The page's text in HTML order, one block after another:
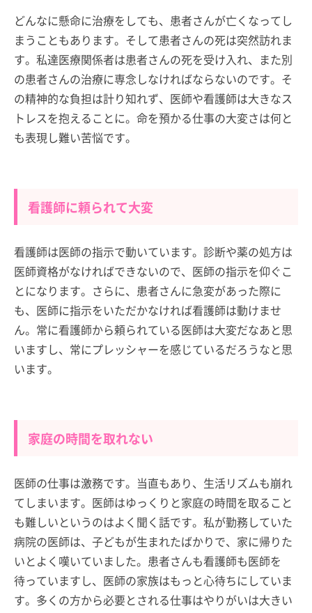
どんなに懸命に治療をしても、患者さんが亡くなってし
まうこともあります。そして患者さんの死は突然訪れま
す。私達医療関係者は患者さんの死を受け入れ、また別
の患者さんの治療に専念しなければならないのです。そ
の精神的な負担は計り知れず、医師や看護師は大きなス
トレスを抱えることに。命を預かる仕事の大変さは何と
も表現し難い苦悩です。
看護師に頼られて大変
看護師は医師の指示で動いています。診断や薬の処方は
医師資格がなければできないので、医師の指示を仰ぐこ
とになります。さらに、患者さんに急変があった際に
も、医師に指示をいただかなければ看護師は動けませ
ん。常に看護師から頼られている医師は大変だなあと思
いますし、常にプレッシャーを感じているだろうなと思
います。
家庭の時間を取れない
医師の仕事は激務です。当直もあり、生活リズムも崩れ
てしまいます。医師はゆっくりと家庭の時間を取ること
も難しいというのはよく聞く話です。私が勤務していた
病院の医師は、子どもが生まれたばかりで、家に帰りた
いとよく嘆いていました。患者さんも看護師も医師を
待っていますし、医師の家族はもっと心待ちにしていま
す。多くの方から必要とされる仕事はやりがいは大きい